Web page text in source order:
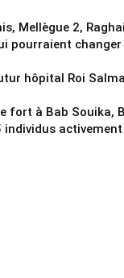
Mellègue 2,
pourraient changer
hôpital Roi
fort à Bab Souika,
individus